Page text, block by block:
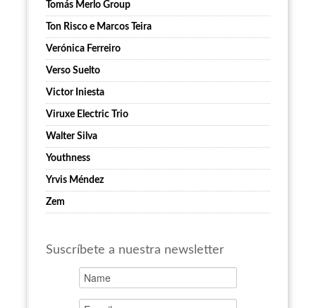
Tomás Merlo Group
Ton Risco e Marcos Teira
Verónica Ferreiro
Verso Suelto
Victor Iniesta
Viruxe Electric Trio
Walter Silva
Youthness
Yrvis Méndez
Zem
Suscríbete a nuestra newsletter